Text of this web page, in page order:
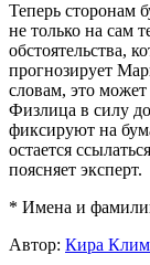
Теперь сторонам
не только на сам
обстоятельства,
прогнозирует
словам, это
Физлица в силу
фиксируют на
остается
поясняет эксперт.
* Имена и
Автор: Кира